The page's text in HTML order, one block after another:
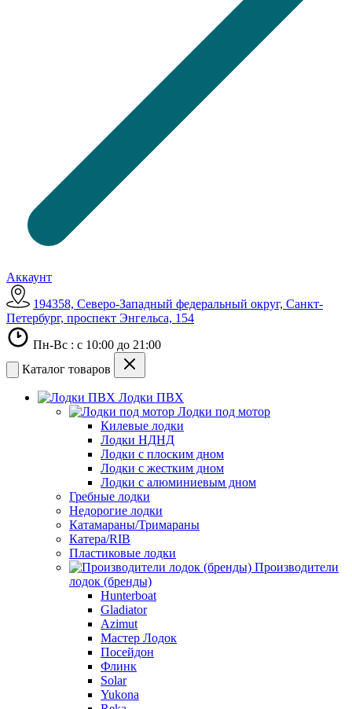
Аккаунт
194358, Северо-Западный федеральный округ, Санкт-
Петербург, проспект Энгельса, 154
Пн-Вс : с 10:00 до 21:00
Каталог товаров
Лодки ПВХ
Лодки под мотор
Килевые лодки
Лодки НДНД
Лодки с плоским дном
Лодки с жестким дном
Лодки с алюминиевым дном
Гребные лодки
Недорогие лодки
Катамараны/Тримараны
Катера/RIB
Пластиковые лодки
Производители
лодок (бренды)
Hunterboat
Gladiator
Azimut
Мастер Лодок
Посейдон
Флинк
Solar
Yukona